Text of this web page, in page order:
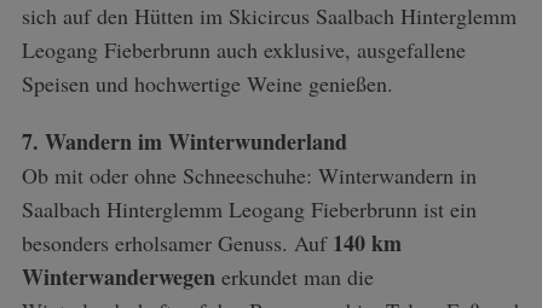
sich auf den Hütten im Skicircus Saalbach Hinterglemm
Leogang Fieberbrunn auch exklusive, ausgefallene
Speisen und hochwertige Weine genießen.
7. Wandern im Winterwunderland
Ob mit oder ohne Schneeschuhe: Winterwandern in
Saalbach Hinterglemm Leogang Fieberbrunn ist ein
besonders erholsamer Genuss. Auf 140 km
Winterwanderwegenerkundet man die